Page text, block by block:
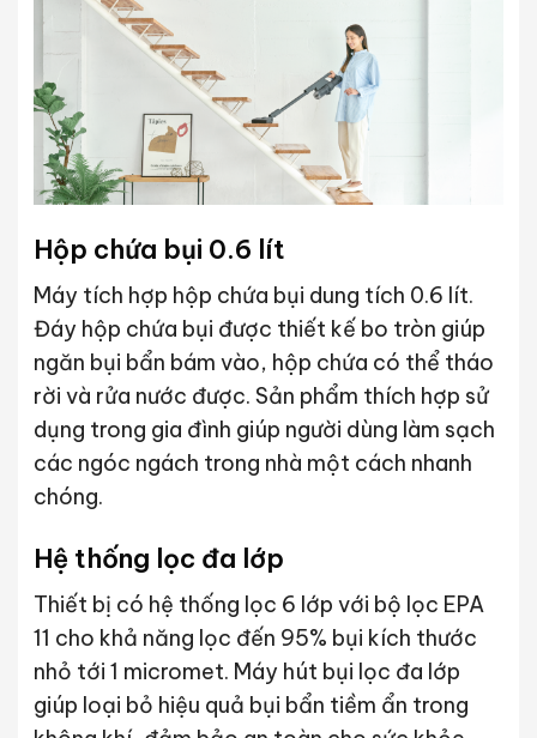
Hộp chứa bụi 0.6 lít
Máy tích hợp hộp chứa bụi dung tích 0.6 lít.
Đáy hộp chứa bụi được thiết kế bo tròn giúp
ngăn bụi bẩn bám vào, hộp chứa có thể tháo
rời và rửa nước được. Sản phẩm thích hợp sử
dụng trong gia đình giúp người dùng làm sạch
các ngóc ngách trong nhà một cách nhanh
chóng.
Hệ thống lọc đa lớp
Thiết bị có hệ thống lọc 6 lớp với bộ lọc EPA
11 cho khả năng lọc đến 95% bụi kích thước
nhỏ tới 1 micromet. Máy hút bụi lọc đa lớp
giúp loại bỏ hiệu quả bụi bẩn tiềm ẩn trong